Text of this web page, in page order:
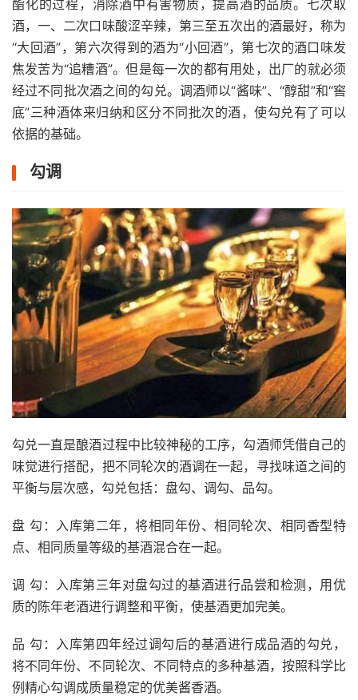
酯化的过程，消除酒中有害物质，提高酒的品质。七次取
酒，一、二次口味酸涩辛辣，第三至五次出的酒最好，称为
“大回酒”，第六次得到的酒为“小回酒”，第七次的酒口味发
焦发苦为“追糟酒”。但是每一次的都有用处，出厂的就必须
经过不同批次酒之间的勾兑。调酒师以“酱味”、“醇甜”和“窖
底”三种酒体来归纳和区分不同批次的酒，使勾兑有了可以
依据的基础。
勾调
勾兑一直是酿酒过程中比较神秘的工序，勾酒师凭借自己的
味觉进行搭配，把不同轮次的酒调在一起，寻找味道之间的
平衡与层次感，勾兑包括：盘勾、调勾、品勾。
盘 勾：入库第二年，将相同年份、相同轮次、相同香型特
点、相同质量等级的基酒混合在一起。
调 勾：入库第三年对盘勾过的基酒进行品尝和检测，用优
质的陈年老酒进行调整和平衡，使基酒更加完美。
品 勾：入库第四年经过调勾后的基酒进行成品酒的勾兑，
将不同年份、不同轮次、不同特点的多种基酒，按照科学比
例精心勾调成质量稳定的优美酱香酒。